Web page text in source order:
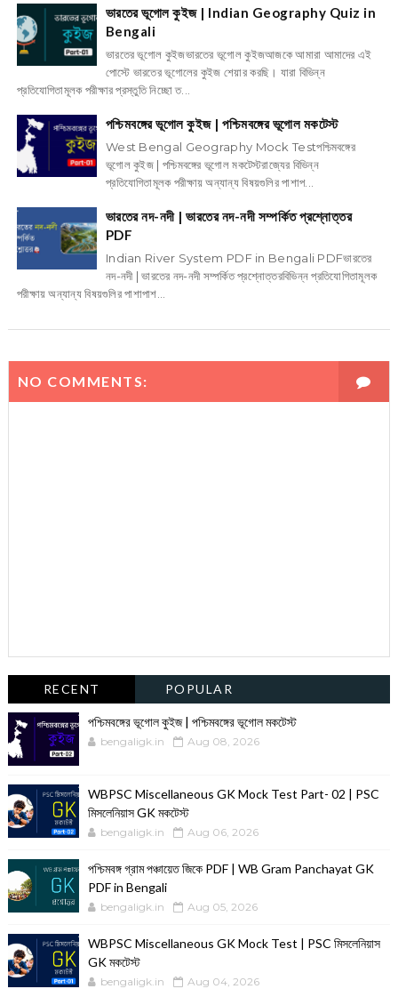
ভারতের ভূগোল কুইজ | Indian Geography Quiz in
Bengali
ভারতের ভূগোল কুইজভারতের ভূগোল কুইজআজকে আমারা আমাদের এই
পোস্টে ভারতের ভূগোলের কুইজ শেয়ার করছি। যারা বিভিন্ন
প্রতিযোগিতামূলক পরীক্ষার প্রস্তুতি নিচ্ছো ত...
পশ্চিমবঙ্গের ভূগোল কুইজ | পশ্চিমবঙ্গের ভূগোল মকটেস্ট
West Bengal Geography Mock Testপশ্চিমবঙ্গের
ভূগোল কুইজ | পশ্চিমবঙ্গের ভূগোল মকটেস্টরাজ্যের বিভিন্ন
প্রতিযোগিতামূলক পরীক্ষায় অন্যান্য বিষয়গুলির পাশাপ...
ভারতের নদ-নদী | ভারতের নদ-নদী সম্পর্কিত প্রশ্নোত্তর
PDF
Indian River System PDF in Bengali PDFভারতের
নদ-নদী | ভারতের নদ-নদী সম্পর্কিত প্রশ্নোত্তরবিভিন্ন প্রতিযোগিতামূলক
পরীক্ষায় অন্যান্য বিষয়গুলির পাশাপাশ...
NO COMMENTS:
RECENT POPULAR
পশ্চিমবঙ্গের ভূগোল কুইজ | পশ্চিমবঙ্গের ভূগোল মকটেস্ট
bengaligk.in Aug 08, 2026
WBPSC Miscellaneous GK Mock Test Part- 02 | PSC
মিসলেনিয়াস GK মকটেস্ট
bengaligk.in Aug 06, 2026
পশ্চিমবঙ্গ গ্রাম পঞ্চায়েত জিকে PDF | WB Gram Panchayat GK
PDF in Bengali
bengaligk.in Aug 05, 2026
WBPSC Miscellaneous GK Mock Test | PSC মিসলেনিয়াস
GK মকটেস্ট
bengaligk.in Aug 04, 2026